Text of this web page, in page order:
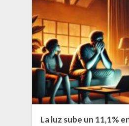
La luz sube un 11,1%